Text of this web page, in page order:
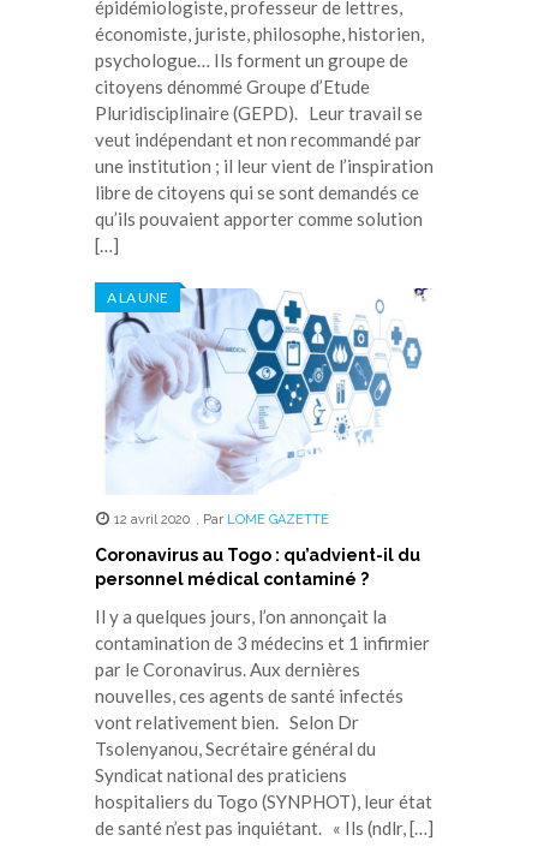
épidémiologiste, professeur de lettres,
économiste, juriste, philosophe, historien,
psychologue… Ils forment un groupe de
citoyens dénommé Groupe d’Etude
Pluridisciplinaire (GEPD). Leur travail se
veut indépendant et non recommandé par
une institution ; il leur vient de l’inspiration
libre de citoyens qui se sont demandés ce
qu’ils pouvaient apporter comme solution
[…]
A LA UNE
12 avril 2020 , Par LOME GAZETTE
Coronavirus au Togo : qu’advient-il du
personnel médical contaminé ?
Il y a quelques jours, l’on annonçait la
contamination de 3 médecins et 1 infirmier
par le Coronavirus. Aux dernières
nouvelles, ces agents de santé infectés
vont relativement bien. Selon Dr
Tsolenyanou, Secrétaire général du
Syndicat national des praticiens
hospitaliers du Togo (SYNPHOT), leur état
de santé n’est pas inquiétant. « Ils (ndlr, […]